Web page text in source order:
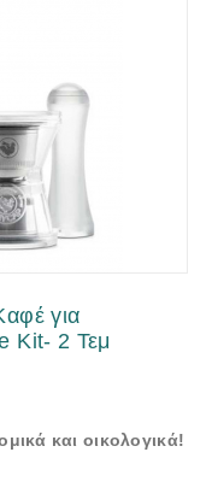
για
Kit- 2 Τεμ
και οικολογικά!